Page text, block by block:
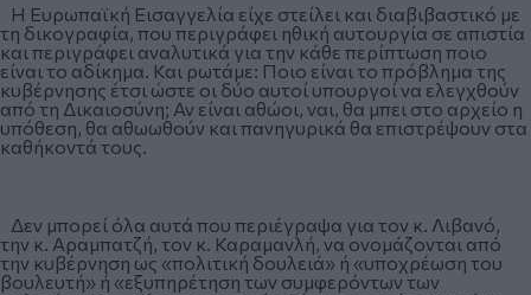
Η Ευρωπαϊκή Εισαγγελία είχε στείλει και διαβιβαστικό με
τη δικογραφία, που περιγράφει ηθική αυτουργία σε απιστία
και περιγράφει αναλυτικά για την κάθε περίπτωση ποιο
είναι το αδίκημα. Και ρωτάμε: Ποιο είναι το πρόβλημα της
κυβέρνησης έτσι ώστε οι δύο αυτοί υπουργοί να ελεγχθούν
από τη Δικαιοσύνη; Αν είναι αθώοι, ναι, θα μπει στο αρχείο η
υπόθεση, θα αθωωθούν και πανηγυρικά θα επιστρέψουν στα
καθήκοντά τους.
Δεν μπορεί όλα αυτά που περιέγραψα για τον κ. Λιβανό,
την κ. Αραμπατζή, τον κ. Καραμανλή, να ονομάζονται από
την κυβέρνηση ως «πολιτική δουλειά» ή «υποχρέωση του
βουλευτή» ή «εξυπηρέτηση των συμφερόντων των